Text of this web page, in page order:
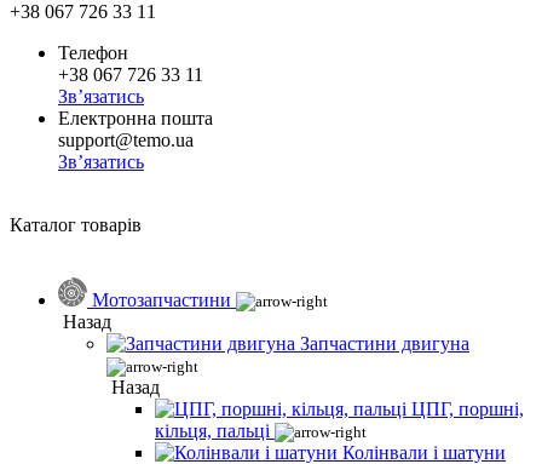
+38 067 726 33 11
Телефон
+38 067 726 33 11
Зв’язатись
Електронна пошта
support@temo.ua
Зв’язатись
Каталог товарів
Мотозапчастини
Назад
Запчастини двигуна
Назад
ЦПГ, поршні,
кільця, пальці
Колінвали і шатуни